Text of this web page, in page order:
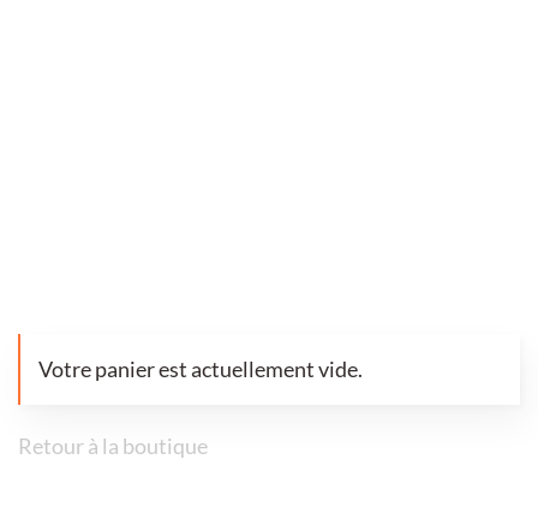
Votre panier est actuellement vide.
Retour à la boutique